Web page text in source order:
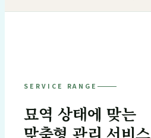
SERVICE RANGE
묘역 상태에 맞는
맞춤형 관리 서비스